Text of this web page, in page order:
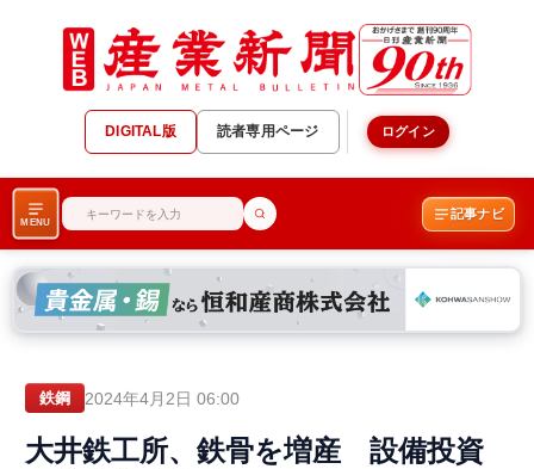
DIGITAL版 読者専用ページ ログイン
MENU
記事ナビ
鉄鋼 2024年4月2日 06:00
大井鉄工所、鉄骨を増産 設備投資